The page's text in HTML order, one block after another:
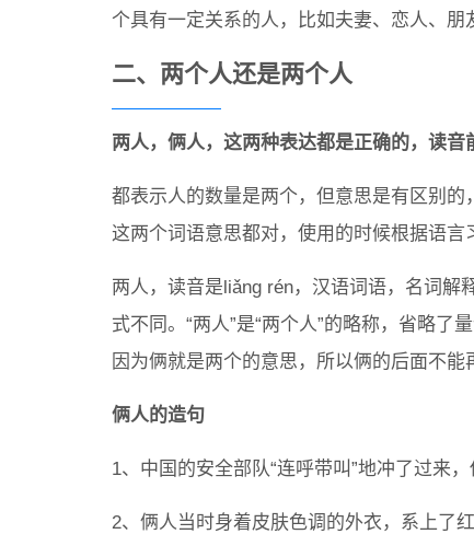
个具有一定关系的人，比如夫妻、恋人、朋
二、两个人还是两个人
两人，俩人，这两种表达都是正确的，读
都表示人的数量是两个，但意思是有区别的
这两个词语意思都对，使用的时候根据语言
两人，读音是liǎng rén，汉语词语，名词解
式不同。“两人”是“两个人”的略称，省略了
因为俩就是两个的意思，所以俩的后面不能
俩人的造句
1、中国的安全部队“连呼带叫”地冲了过来
2、俩人当时身着皮肤色调的外衣，系上了